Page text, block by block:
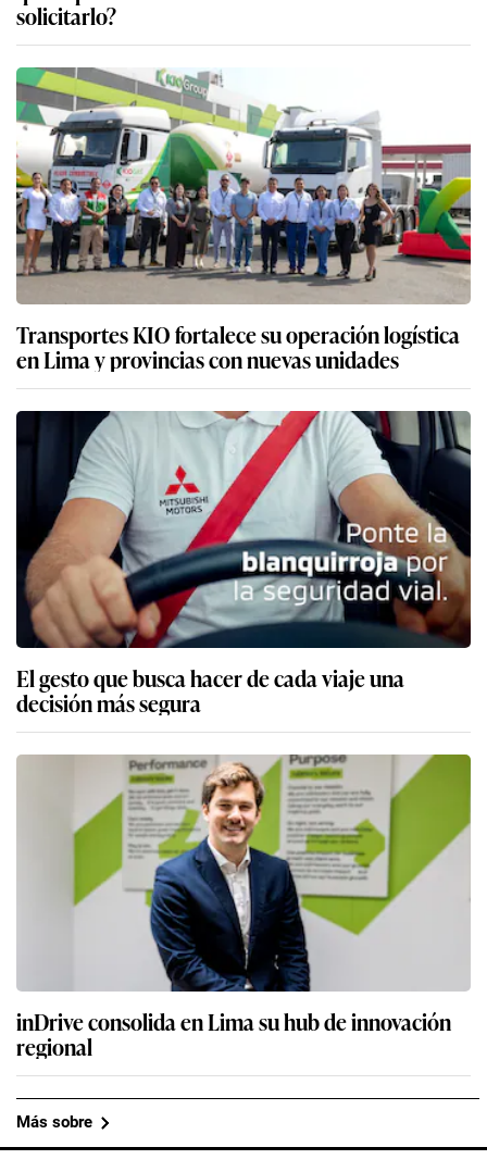
solicitarlo?
Transportes KIO fortalece su operación logística
en Lima y provincias con nuevas unidades
El gesto que busca hacer de cada viaje una
decisión más segura
inDrive consolida en Lima su hub de innovación
regional
Más sobre